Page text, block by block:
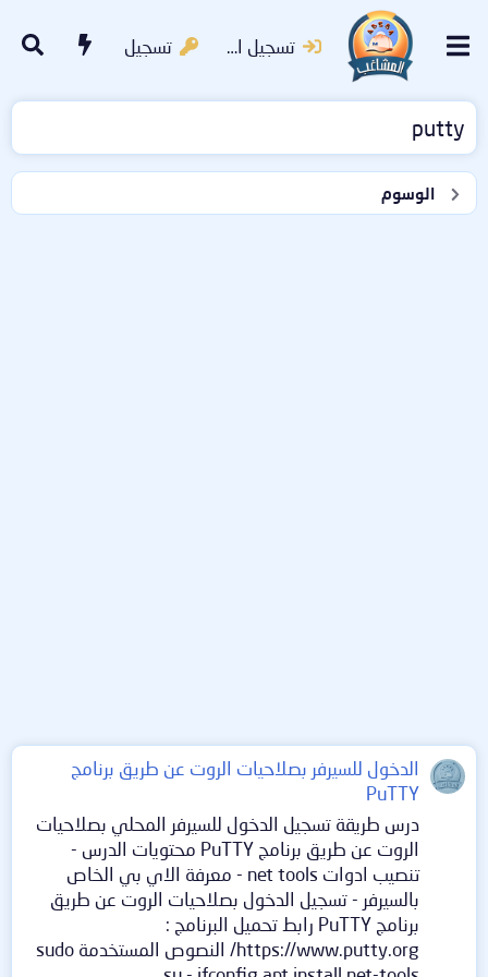
تسجيل الدخول تسجيل
putty
الوسوم
الدخول للسيرفر بصلاحيات الروت عن طريق برنامج
PuTTY
درس طريقة تسجيل الدخول للسيرفر المحلي بصلاحيات
الروت عن طريق برنامج PuTTY محتويات الدرس -
تنصيب ادوات net tools - معرفة الاي بي الخاص
بالسيرفر - تسجيل الدخول بصلاحيات الروت عن طريق
برنامج PuTTY رابط تحميل البرنامج :
https://www.putty.org/ النصوص المستخدمة sudo